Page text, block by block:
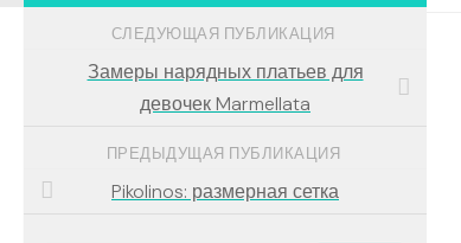
СЛЕДУЮЩАЯ ПУБЛИКАЦИЯ
Замеры нарядных платьев для
девочек Marmellata
ПРЕДЫДУЩАЯ ПУБЛИКАЦИЯ
Pikolinos: размерная сетка